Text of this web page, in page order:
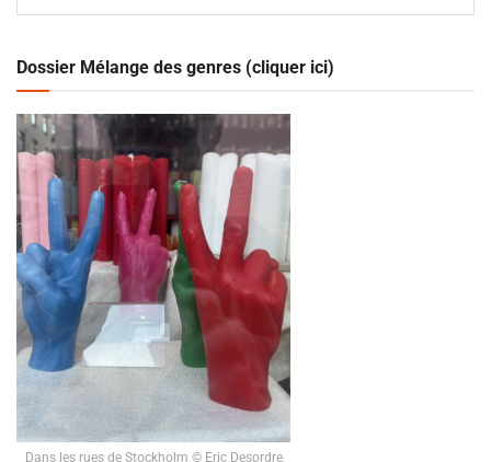
Dossier Mélange des genres (cliquer ici)
Dans les rues de Stockholm © Eric Desordre